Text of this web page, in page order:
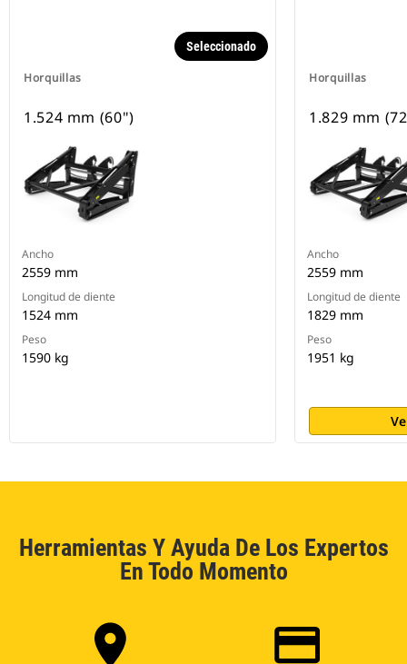
Horquillas
Seleccionado
1.524 mm (60")
Ancho
2559 mm
Longitud de diente
1524 mm
Peso
1590 kg
Horquillas
1.829 mm
Ancho
2559 mm
Longitud de diente
1829 mm
Peso
1951 kg
Herramientas Y Ayuda De Los Expertos
En Todo Momento